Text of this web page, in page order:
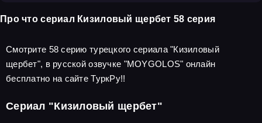
Про что сериал Кизиловый щербет 58 серия
Смотрите 58 серию турецкого сериала "Кизиловый
щербет", в русской озвучке "MOYGOLOS" онлайн
бесплатно на сайте ТуркРу!!
Сериал "Кизиловый щербет"